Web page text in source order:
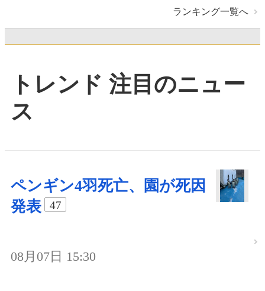
ランキング一覧へ
トレンド 注目のニュー
ス
ペンギン4羽死亡、園が死因
発表
47
08月07日 15:30